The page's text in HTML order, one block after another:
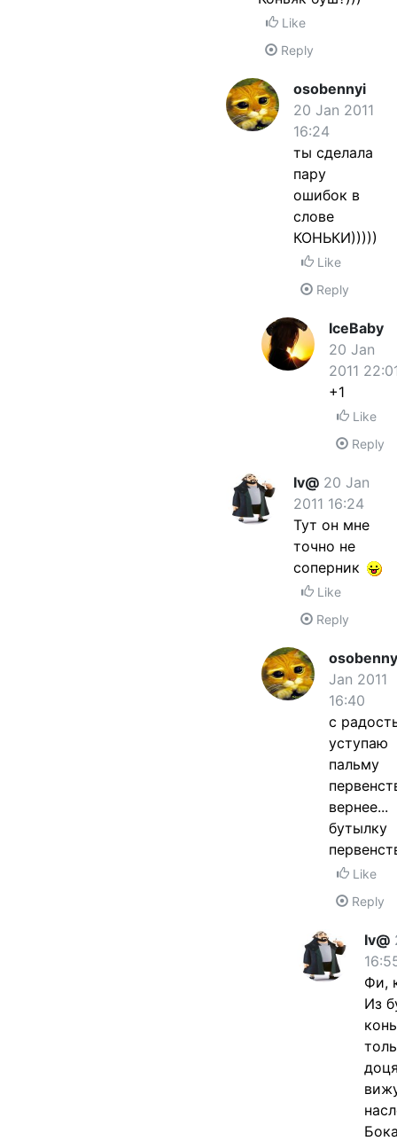
Like
Reply
osobennyi
20 Jan 2011
16:24
ты сделала
пару
ошибок в
слове
КОНЬКИ)))))
Like
Reply
IceBaby
20 Jan
2011
+1
Like
Reply
Iv@ 20 Jan
2011 16:24
Тут он мне
точно не
соперник
Like
Reply
Jan 2011
16:40
с
уступаю
пальму
вернее...
бутылку
Like
Reply
Iv@
Фи,
Из